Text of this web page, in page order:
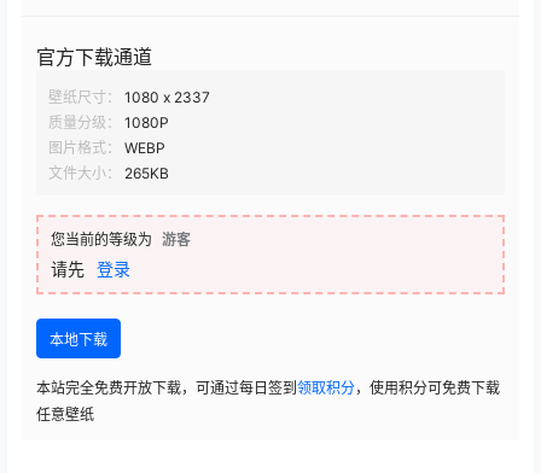
官方下载通道
壁纸尺寸：
1080 x 2337
质量分级：
1080P
图片格式：
WEBP
文件大小：
265KB
您当前的等级为 游客
请先 登录
本地下载
本站完全免费开放下载，可通过每日签到 领取积分，使用积分可免费下载
任意壁纸